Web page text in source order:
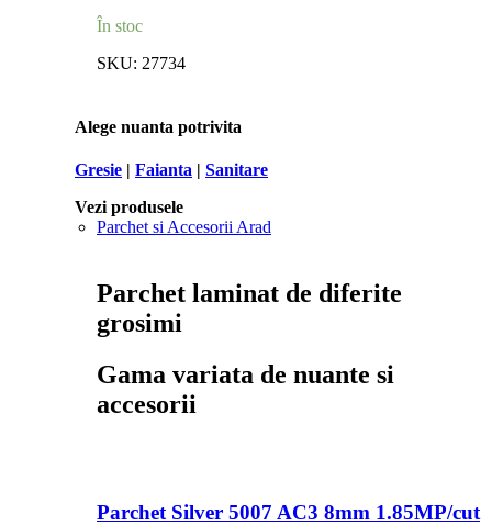
În stoc
SKU: 27734
Alege nuanta potrivita
Gresie | Faianta | Sanitare
Vezi produsele
Parchet si Accesorii Arad
Parchet laminat de diferite
grosimi
Gama variata de nuante si
accesorii
Parchet Silver 5007 AC3 8mm 1.85MP/cut